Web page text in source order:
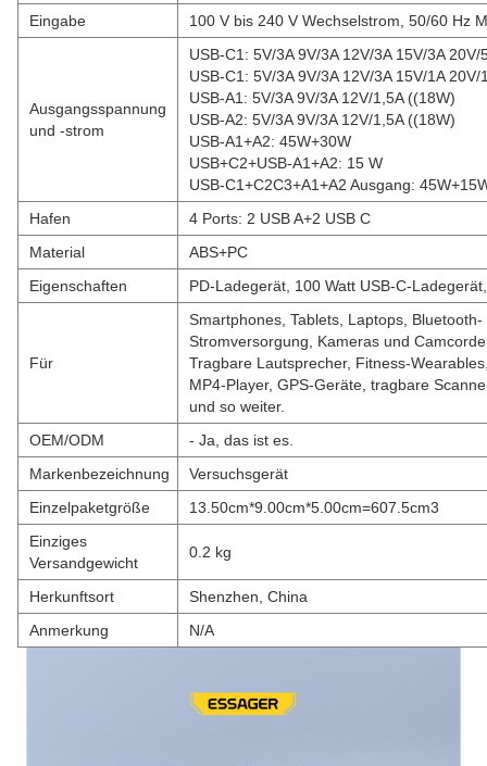
Eingabe 100 V bis 240 V Wechselstrom, 50/60 Hz
Ausgangsspannung
und -strom
USB-C1: 5V/3A 9V/3A 12V/3A 15V/3A 20V/
USB-C1: 5V/3A 9V/3A 12V/3A 15V/1A 20V/
USB-A1: 5V/3A 9V/3A 12V/1,5A ((18W)
USB-A2: 5V/3A 9V/3A 12V/1,5A ((18W)
USB-A1+A2: 45W+30W
USB+C2+USB-A1+A2: 15 W
USB-C1+C2C3+A1+A2 Ausgang:
Hafen
4 Ports: 2 USB A+2 USB C
Material
ABS+PC
Eigenschaften
PD-Ladegerät, 100 Watt USB-C-
Für
Smartphones, Tablets, Laptops,
Stromversorgung, Kameras und
Tragbare Lautsprecher, Fitness-
MP4-Player, GPS-Geräte, tragbare
und so weiter.
OEM/ODM
- Ja, das ist es.
Markenbezeichnung
Versuchsgerät
Einzelpaketgröße
13.50cm*9.00cm*5.00cm=607.5cm3
Einziges
Versandgewicht
0.2 kg
Herkunftsort
Shenzhen, China
Anmerkung
N/A